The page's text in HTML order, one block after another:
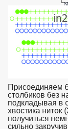
Присоединяем
столбиков без
подкладывая в
хвостика ниток
получиться
сильно